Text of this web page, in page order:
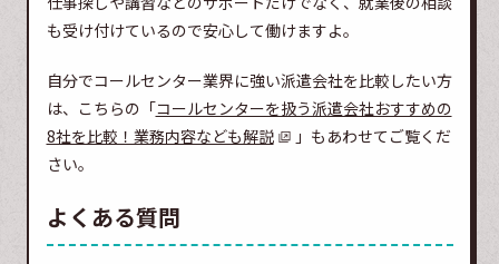
も受け付けているので安心して働けますよ。
自分でコールセンター業界に強い派遣会社を比較したい方
は、こちらの「コールセンターを扱う派遣会社おすすめの
8社を比較！業務内容なども解説
」もあわせてご覧くだ
さい。
よくある質問